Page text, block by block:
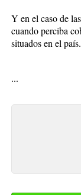
Y en el caso de
cuando perciba
situados en el país.
...